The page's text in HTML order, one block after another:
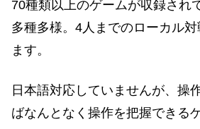
70種類以上のゲームが収録され
多種多様。4人までのローカル
ます。
日本語対応していませんが、操
ばなんとなく操作を把握できる